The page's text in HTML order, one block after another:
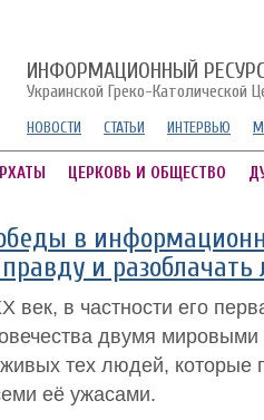
ИНФОРМАЦИОННЫЙ
Украинской Греко-Католической
НОВОСТИ СТАТЬИ ИНТЕРВЬЮ
ЦЕРКОВЬ И ОБЩЕСТВО
в
и разоблачать
в частности его
двумя
тех людей,
её ужасами.